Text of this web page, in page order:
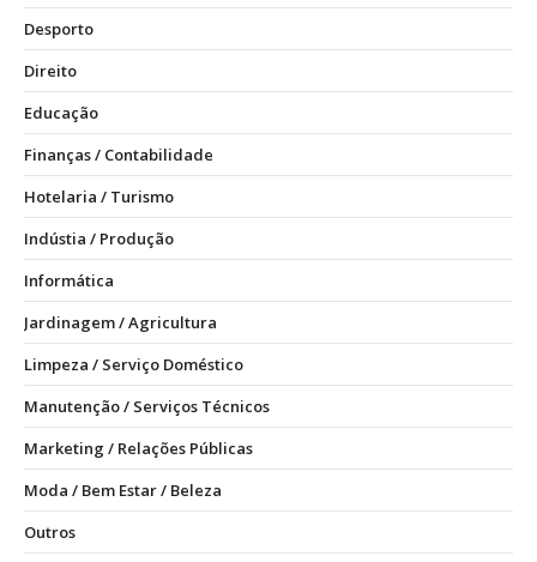
Desporto
Direito
Educação
Finanças / Contabilidade
Hotelaria / Turismo
Indústia / Produção
Informática
Jardinagem / Agricultura
Limpeza / Serviço Doméstico
Manutenção / Serviços Técnicos
Marketing / Relações Públicas
Moda / Bem Estar / Beleza
Outros